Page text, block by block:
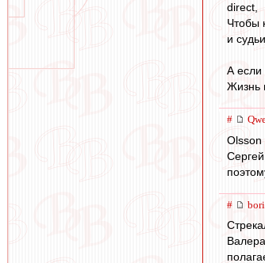
direct,
Чтобы
и
А если
Жизнь
#
Olsson
#